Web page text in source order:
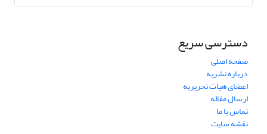
دسترسی سریع
صفحه اصلی
درباره نشریه
اعضای هیات تحریریه
ارسال مقاله
تماس با ما
نقشه سایت